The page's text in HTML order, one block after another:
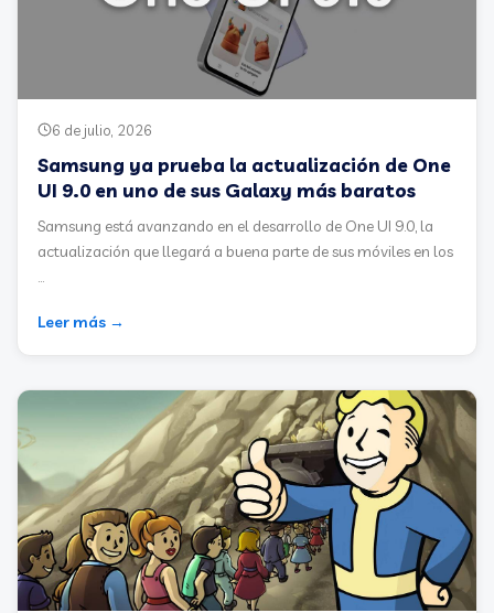
6 de julio, 2026
Samsung ya prueba la actualización de One
UI 9.0 en uno de sus Galaxy más baratos
Samsung está avanzando en el desarrollo de One UI 9.0, la
actualización que llegará a buena parte de sus móviles en los
...
Leer más →